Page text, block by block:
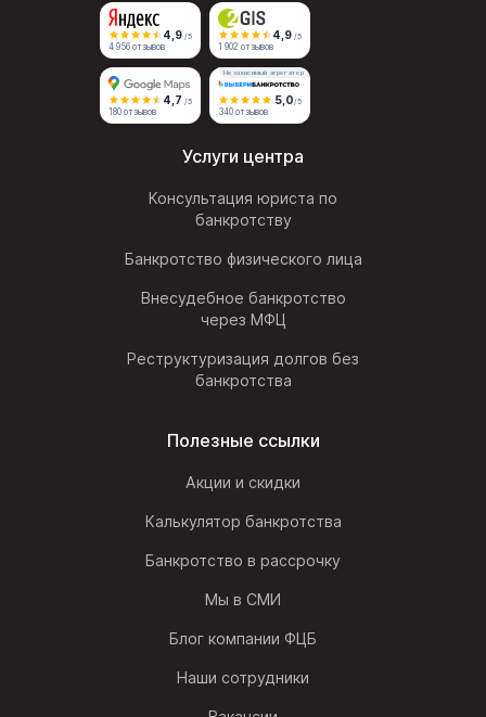
4,9 /5
4 956 отзывов
4,9 /5
1 902 отзывов
4,7 /5
180 отзывов
Независимый агрегатор
5,0/5
340 отзывов
Услуги центра
Консультация юриста по
банкротству
Банкротство физического лица
Внесудебное банкротство
через МФЦ
Реструктуризация долгов без
банкротства
Полезные ссылки
Акции и скидки
Калькулятор банкротства
Банкротство в рассрочку
Мы в СМИ
Блог компании ФЦБ
Наши сотрудники